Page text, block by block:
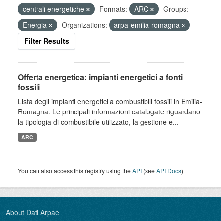
centrali energetiche
Formats: ARC
Groups:
Energia
Organizations:
arpa-emilia-romagna
Filter Results
Offerta energetica: impianti energetici a fonti
fossili
Lista degli impianti energetici a combustibili fossili in Emilia-
Romagna. Le principali informazioni catalogate riguardano
la tipologia di combustibile utilizzato, la gestione e...
ARC
You can also access this registry using theAPI (seeAPI Docs).
About Dati Arpae